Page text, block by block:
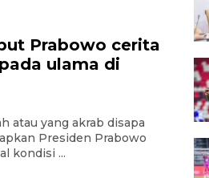
Prabowo cerita
ulama di
atau yang akrab disapa
Presiden Prabowo
kondisi ...